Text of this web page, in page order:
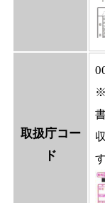
取扱庁コー
ド
※